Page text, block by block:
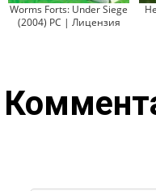
Worms Forts: Under Siege
(2004) PC | Лицензия